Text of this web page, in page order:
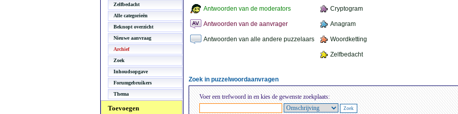
Zelfbedacht
Alle categorieën
Beknopt overzicht
Nieuwe aanvraag
Archief
Zoek
Inhoudsopgave
Forumgebruikers
Thema
Toevoegen
Antwoorden van de moderators Cryptogram
Antwoorden van de aanvrager Anagram
Antwoorden van alle andere puzzelaars Woordketting
Zelfbedacht
Zoek in puzzelwoordaanvragen
Voer een trefwoord in en kies de gewenste zoekplaats: